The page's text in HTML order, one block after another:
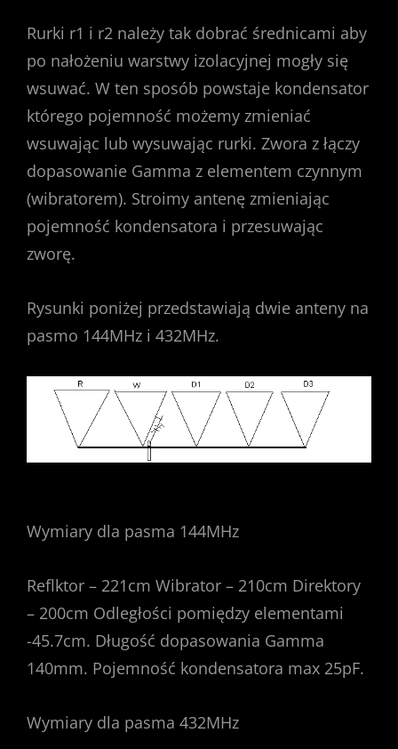
Rurki r1 i r2 należy tak dobrać średnicami aby
po nałożeniu warstwy izolacyjnej mogły się
wsuwać. W ten sposób powstaje kondensator
którego pojemność możemy zmieniać
wsuwając lub wysuwając rurki. Zwora z łączy
dopasowanie Gamma z elementem czynnym
(wibratorem). Stroimy antenę zmieniając
pojemność kondensatora i przesuwając
zworę.
Rysunki poniżej przedstawiają dwie anteny na
pasmo 144MHz i 432MHz.
Wymiary dla pasma 144MHz
Reflktor – 221cm Wibrator – 210cm Direktory
– 200cm Odległości pomiędzy elementami
-45.7cm. Długość dopasowania Gamma
140mm. Pojemność kondensatora max 25pF.
Wymiary dla pasma 432MHz